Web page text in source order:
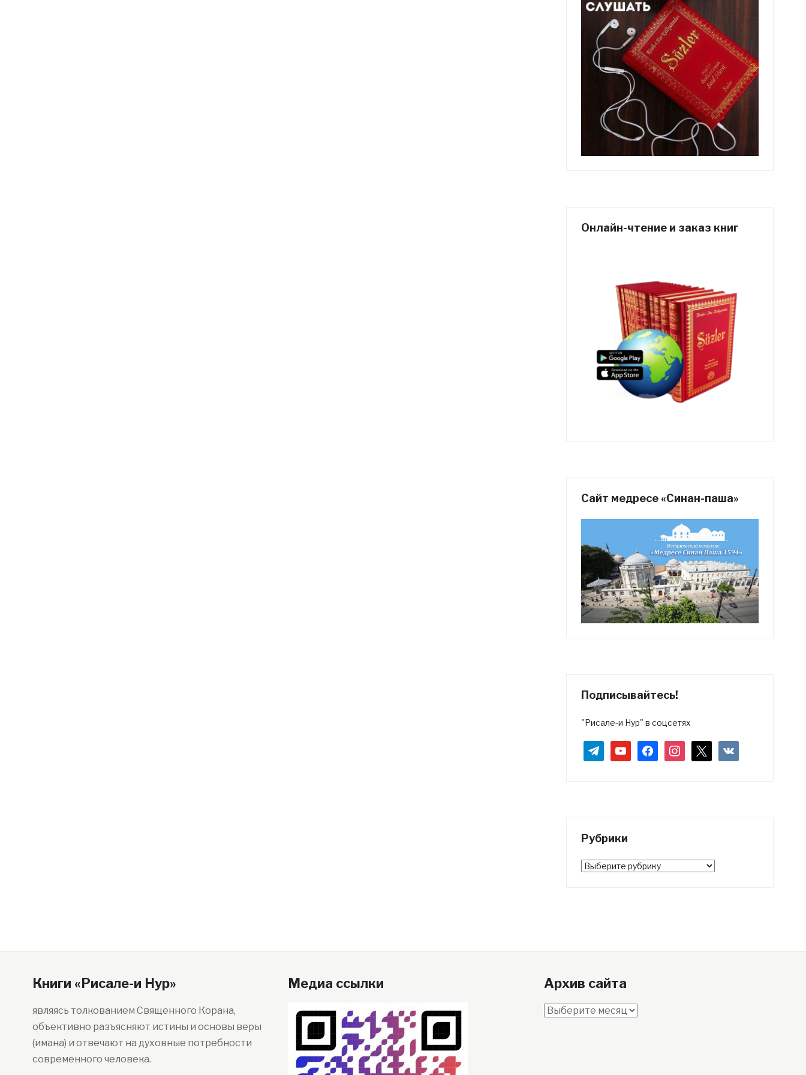
Онлайн-чтение и заказ книг
Сайт медресе «Синан-паша»
Подписывайтесь!
"Рисале-и Нур" в соцсетях
telegramyoutubefacebookinstagram vkontakte
Рубрики
Рубрики
Книги «Рисале-и Нур»
являясь толкованием Священного Корана,
объективно разъясняют истины и основы веры
(имана) и отвечают на духовные потребности
современного человека.
Медиа ссылки Архив сайта
Архив